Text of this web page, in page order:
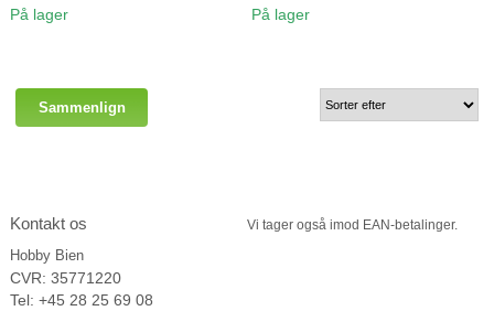
På lager
På lager
Kontakt os
Hobby Bien
CVR: 35771220
Tel: +45 28 25 69 08
Vi tager også imod EAN-betalinger.